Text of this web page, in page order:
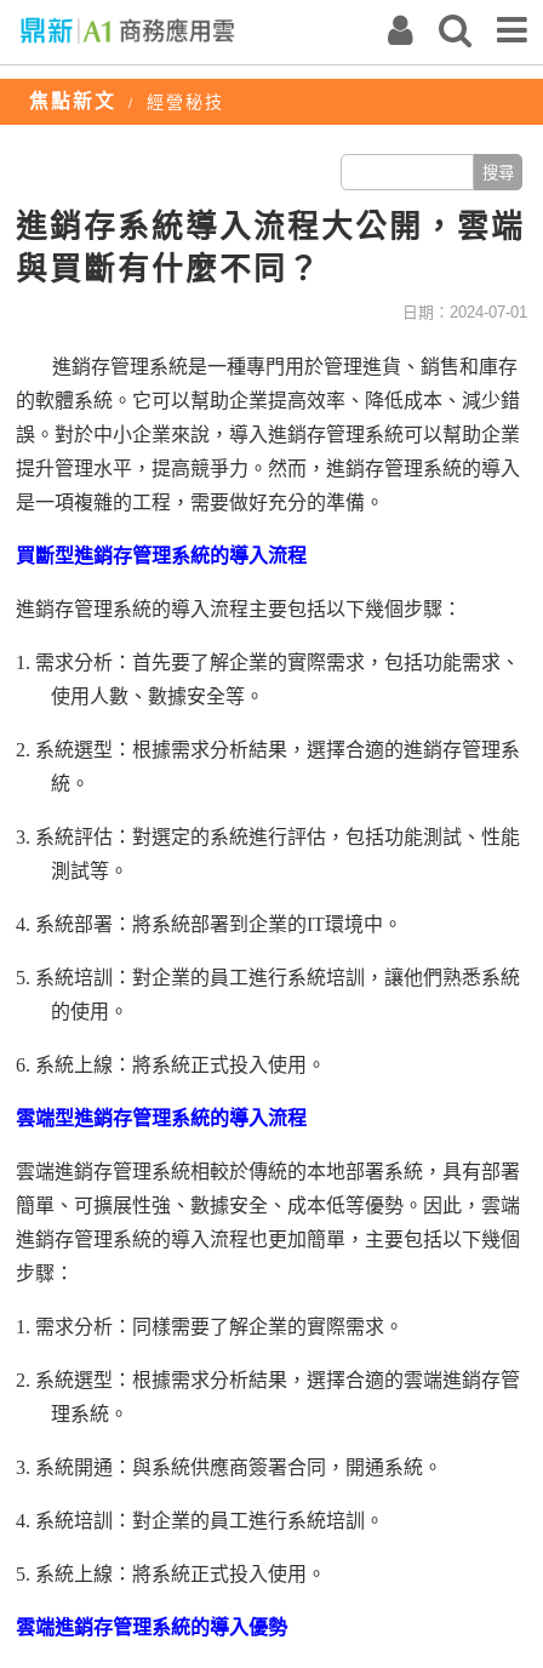
焦點新文 / 經營秘技
進銷存系統導入流程大公開，雲端
與買斷有什麼不同？
日期：2024-07-01
進銷存管理系統是一種專門用於管理進貨、銷售和庫存
的軟體系統。它可以幫助企業提高效率、降低成本、減少錯
誤。對於中小企業來說，導入進銷存管理系統可以幫助企業
提升管理水平，提高競爭力。然而，進銷存管理系統的導入
是一項複雜的工程，需要做好充分的準備。
買斷型進銷存管理系統的導入流程
進銷存管理系統的導入流程主要包括以下幾個步驟：
1. 需求分析：首先要了解企業的實際需求，包括功能需求、
使用人數、數據安全等。
2. 系統選型：根據需求分析結果，選擇合適的進銷存管理系
統。
3. 系統評估：對選定的系統進行評估，包括功能測試、性能
測試等。
4. 系統部署：將系統部署到企業的IT環境中。
5. 系統培訓：對企業的員工進行系統培訓，讓他們熟悉系統
的使用。
6. 系統上線：將系統正式投入使用。
雲端型進銷存管理系統的導入流程
雲端進銷存管理系統相較於傳統的本地部署系統，具有部署
簡單、可擴展性強、數據安全、成本低等優勢。因此，雲端
進銷存管理系統的導入流程也更加簡單，主要包括以下幾個
步驟：
1. 需求分析：同樣需要了解企業的實際需求。
2. 系統選型：根據需求分析結果，選擇合適的雲端進銷存管
理系統。
3. 系統開通：與系統供應商簽署合同，開通系統。
4. 系統培訓：對企業的員工進行系統培訓。
5. 系統上線：將系統正式投入使用。
雲端進銷存管理系統的導入優勢